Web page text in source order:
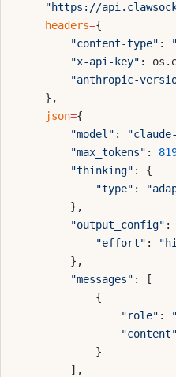
"https://
    headers
={
        "content-type"
:
        "x-api-key"
:
"anthropic-
    },
    json
={
        "model"
:
        "max_tokens"
:
        "thinking"
: {
            "type"
:
        },
        "output_config"
:
            "effort"
:
        },
        "messages"
: [
            {
                "role"
:
                "content"
            }
        ],